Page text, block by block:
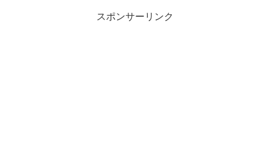
スポンサーリンク